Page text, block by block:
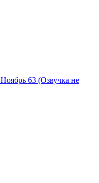
Ноябрь 63 (Озвучка не